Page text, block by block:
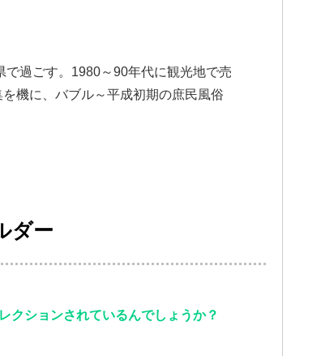
過ごす。1980～90年代に観光地で売
機に、バブル～平成初期の庶民風俗
ダー
ションされているんでしょうか？